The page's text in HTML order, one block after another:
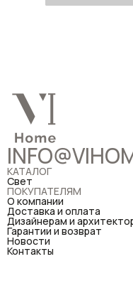
КАТАЛОГ
Свет
ПОКУПАТЕЛЯМ
О компании
Доставка и оплата
Дизайнерам и
Гарантии и возврат
Новости
Контакты